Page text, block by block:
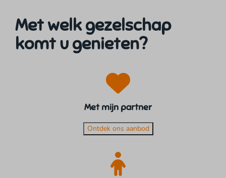
Met welk gezelschap
komt u genieten?
Met mijn partner
Ontdek ons aanbod